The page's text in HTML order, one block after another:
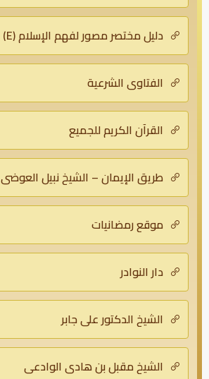
دليل مختصر مصور لفهم الإسلام (E)
الفتاوى الشرعية
القرآن الكريم للجميع
طريق الإيمان – الشيخ نبيل العوضي
موقع رمضانيات
دار النوادر
الشيخ الدكتور علي جابر
الشيخ مقبل بن هادي الوادعي